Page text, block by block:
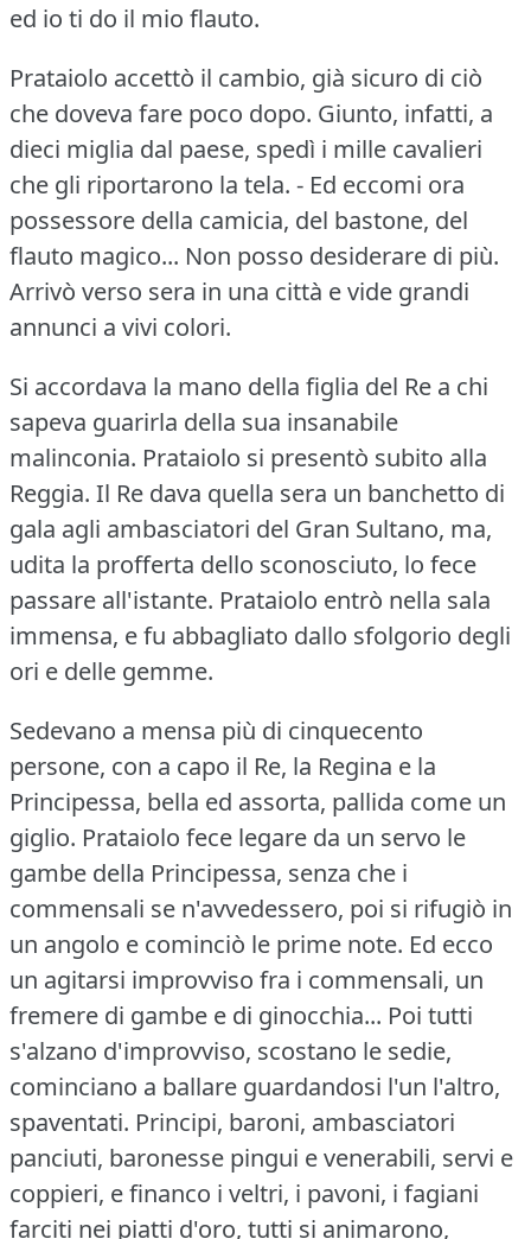
ed io ti do il mio flauto.
Prataiolo accettò il cambio, già sicuro di ciò
che doveva fare poco dopo. Giunto, infatti, a
dieci miglia dal paese, spedì i mille cavalieri
che gli riportarono la tela. - Ed eccomi ora
possessore della camicia, del bastone, del
flauto magico... Non posso desiderare di più.
Arrivò verso sera in una città e vide grandi
annunci a vivi colori.
Si accordava la mano della figlia del Re a chi
sapeva guarirla della sua insanabile
malinconia. Prataiolo si presentò subito alla
Reggia. Il Re dava quella sera un banchetto di
gala agli ambasciatori del Gran Sultano, ma,
udita la profferta dello sconosciuto, lo fece
passare all'istante. Prataiolo entrò nella sala
immensa, e fu abbagliato dallo sfolgorio degli
ori e delle gemme.
Sedevano a mensa più di cinquecento
persone, con a capo il Re, la Regina e la
Principessa, bella ed assorta, pallida come un
giglio. Prataiolo fece legare da un servo le
gambe della Principessa, senza che i
commensali se n'avvedessero, poi si rifugiò in
un angolo e cominciò le prime note. Ed ecco
un agitarsi improvviso fra i commensali, un
fremere di gambe e di ginocchia... Poi tutti
s'alzano d'improvviso, scostano le sedie,
cominciano a ballare guardandosi l'un l'altro,
spaventati. Principi, baroni, ambasciatori
panciuti, baronesse pingui e venerabili, servi e
coppieri, e financo i veltri, i pavoni, i fagiani
farciti nei piatti d'oro, tutti si animarono,